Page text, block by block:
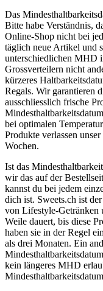
Das
Bitte habe Verständnis,
Online-Shop nicht bei
täglich neue Artikel und
unterschiedlichen MHD
Grossverteilern nicht
kürzeres
Regals. Wir garantieren
ausschliesslich frische
bei optimalen
Produkte verlassen
Wochen.
Ist das
wir das auf der
kannst du bei jedem
dich ist. Sweets.ch ist
von Lifestyle-Getränken
Weile dauert, bis diese
haben sie in der Regel
als drei Monaten. Ein
kein längeres MHD